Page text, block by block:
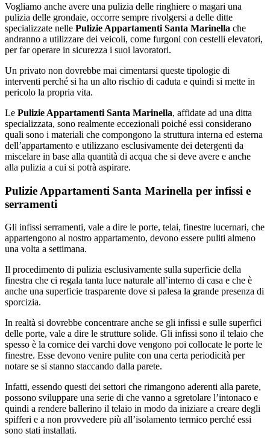
Vogliamo anche avere una pulizia delle ringhiere o magari una
pulizia delle grondaie, occorre sempre rivolgersi a delle ditte
specializzate nelle Pulizie Appartamenti Santa Marinella che
andranno a utilizzare dei veicoli, come furgoni con cestelli elevatori,
per far operare in sicurezza i suoi lavoratori.
Un privato non dovrebbe mai cimentarsi queste tipologie di
interventi perché si ha un alto rischio di caduta e quindi si mette in
pericolo la propria vita.
Le Pulizie Appartamenti Santa Marinella, affidate ad una ditta
specializzata, sono realmente eccezionali poiché essi considerano
quali sono i materiali che compongono la struttura interna ed esterna
dell’appartamento e utilizzano esclusivamente dei detergenti da
miscelare in base alla quantità di acqua che si deve avere e anche
alla pulizia a cui si potrà aspirare.
Pulizie Appartamenti Santa Marinella per infissi e
serramenti
Gli infissi serramenti, vale a dire le porte, telai, finestre lucernari, che
appartengono al nostro appartamento, devono essere puliti almeno
una volta a settimana.
Il procedimento di pulizia esclusivamente sulla superficie della
finestra che ci regala tanta luce naturale all’interno di casa e che è
anche una superficie trasparente dove si palesa la grande presenza di
sporcizia.
In realtà si dovrebbe concentrare anche se gli infissi e sulle superfici
delle porte, vale a dire le strutture solide. Gli infissi sono il telaio che
spesso è la cornice dei varchi dove vengono poi collocate le porte le
finestre. Esse devono venire pulite con una certa periodicità per
notare se si stanno staccando dalla parete.
Infatti, essendo questi dei settori che rimangono aderenti alla parete,
possono sviluppare una serie di che vanno a sgretolare l’intonaco e
quindi a rendere ballerino il telaio in modo da iniziare a creare degli
spifferi e a non provvedere più all’isolamento termico perché essi
sono stati installati.